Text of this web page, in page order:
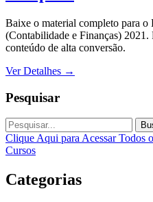
Baixe o material completo para
(Contabilidade e Finanças) 2021.
conteúdo de alta conversão.
Ver Detalhes →
Pesquisar
Clique Aqui para Acessar Todos
Cursos
Categorias